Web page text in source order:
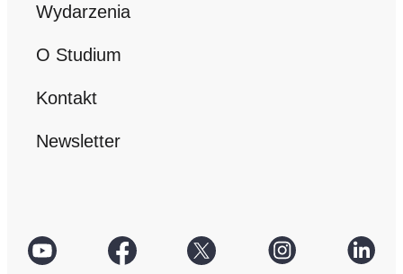
Wydarzenia
O Studium
Kontakt
Newsletter
social
FacebookTwitter
Instagram